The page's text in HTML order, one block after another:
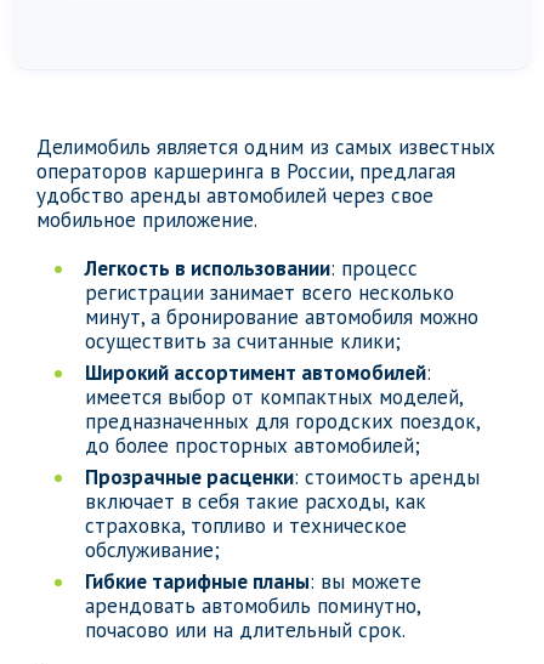
Делимобиль является одним из самых известных
операторов каршеринга в России, предлагая
удобство аренды автомобилей через свое
мобильное приложение.
Легкость в использовании: процесс
регистрации занимает всего несколько
минут, а бронирование автомобиля можно
осуществить за считанные клики;
Широкий ассортимент автомобилей:
имеется выбор от компактных моделей,
предназначенных для городских поездок,
до более просторных автомобилей;
Прозрачные расценки: стоимость аренды
включает в себя такие расходы, как
страховка, топливо и техническое
обслуживание;
Гибкие тарифные планы: вы можете
арендовать автомобиль поминутно,
почасово или на длительный срок.